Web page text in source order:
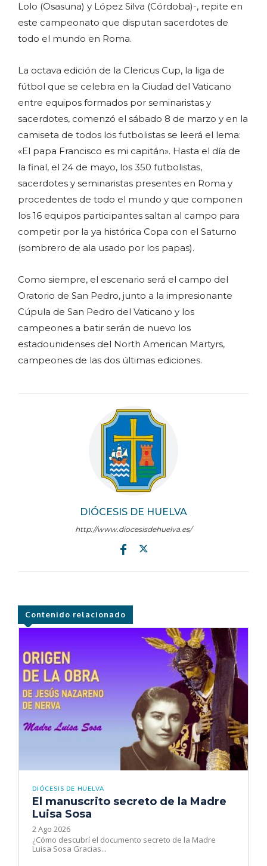
DIÓCESIS DE HUELVA
http://www.diocesisdehuelva.es/
Lolo (Osasuna) y López Silva (Córdoba)-, repite en
este campeonato que disputan sacerdotes de
todo el mundo en Roma.
La octava edición de la Clericus Cup, la liga de
fútbol que se celebra en la Ciudad del Vaticano
entre equipos formados por seminaristas y
sacerdotes, comenzó el sábado 8 de marzo y en la
camiseta de todos los futbolistas se leerá el lema:
«El papa Francisco es mi capitán». Hasta el día de
la final, el 24 de mayo, los 350 futbolistas,
sacerdotes y seminaristas presentes en Roma y
procedentes de todo el mundo y que componen
los 16 equipos participantes saltan al campo para
competir por la ya histórica Copa con el Saturno
(sombrero de ala usado por los papas).
Como siempre, el escenario será el campo del
Oratorio de San Pedro, junto a la impresionante
Cúpula de San Pedro del Vaticano y los
campeones a batir serán de nuevo los
estadounidenses del North American Martyrs,
campeones de las dos últimas ediciones.
Contenido relacionado
DIÓCESIS DE HUELVA
El manuscrito secreto de la Madre
Luisa Sosa
2 Ago 2026
¿Cómo descubrí el documento secreto de la Madre
Luisa Sosa Gracias...